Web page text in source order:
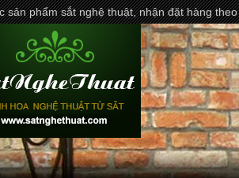
sản phẩm sắt nghệ thuật, nhận đặt hàng